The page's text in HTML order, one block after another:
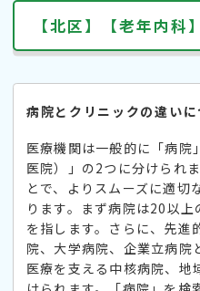
【北区】【老年内科
病院とクリニックの違いに
医療機関は一般的に「病院
医院）」の2つに分けられ
とで、よりスムーズに適切
ります。まず病院は20以
を指します。さらに、先進
院、大学病院、企業立病院
医療を支える中核病院、地